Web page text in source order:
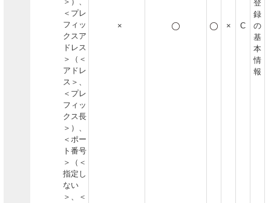
＜プレ
フィッ
クスア
ドレス
＞（＜
アドレ
ス＞、
＜プレ
フィッ
クス長
＞）、
＜ポー
ト番号
＞（＜
指定し
ない
＞、＜
× × C
登
録
の
基
本
情
報